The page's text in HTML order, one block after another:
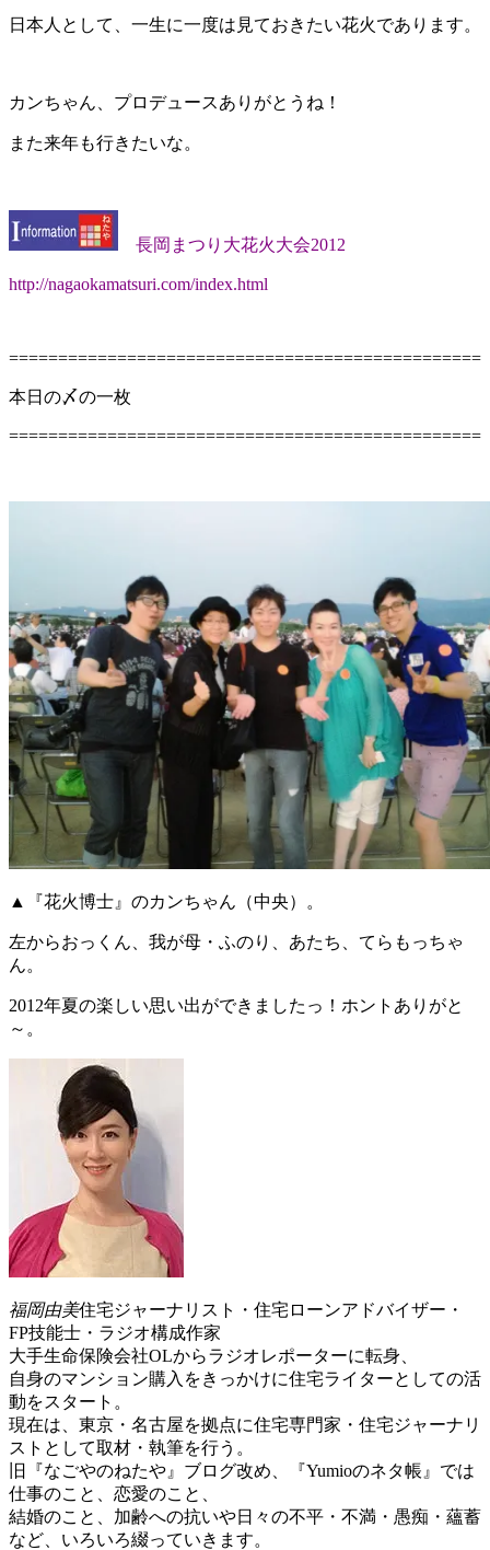
日本人として、一生に一度は見ておきたい花火であります。
カンちゃん、プロデュースありがとうね！
また来年も行きたいな。
長岡まつり大花火大会2012
http://nagaokamatsuri.com/index.html
================================================
本日の〆の一枚
================================================
▲『花火博士』のカンちゃん（中央）。
左からおっくん、我が母・ふのり、あたち、てらもっちゃ
ん。
2012年夏の楽しい思い出ができましたっ！ホントありがと
～。
福岡由美住宅ジャーナリスト・住宅ローンアドバイザー・
FP技能士・ラジオ構成作家
大手生命保険会社OLからラジオレポーターに転身、
自身のマンション購入をきっかけに住宅ライターとしての活
動をスタート。
現在は、東京・名古屋を拠点に住宅専門家・住宅ジャーナリ
ストとして取材・執筆を行う。
旧『なごやのねたや』ブログ改め、『Yumioのネタ帳』では
仕事のこと、恋愛のこと、
結婚のこと、加齢への抗いや日々の不平・不満・愚痴・蘊蓄
など、いろいろ綴っていきます。